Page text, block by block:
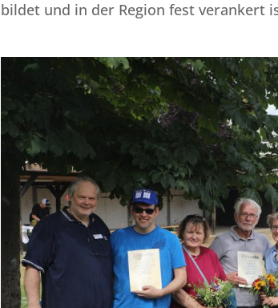
bildet und in der Region fest verankert